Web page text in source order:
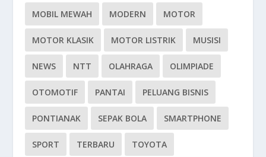
MOBIL MEWAH MODERN MOTOR
MOTOR KLASIK MOTOR LISTRIK MUSISI
NEWS NTT OLAHRAGA OLIMPIADE
OTOMOTIF PANTAI PELUANG BISNIS
PONTIANAK SEPAK BOLA SMARTPHONE
SPORT TERBARU TOYOTA